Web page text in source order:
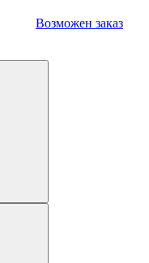
Возможен заказ